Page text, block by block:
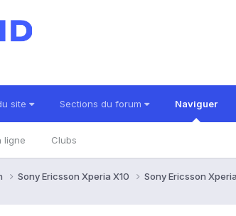
site Sections du forum Naviguer
ligne Clubs
Sony Ericsson Xperia X10 Sony Ericsson